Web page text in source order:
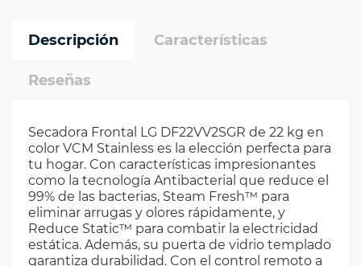
Descripción Características
Reseñas
Secadora Frontal LG DF22VV2SGR de 22 kg en
color VCM Stainless es la elección perfecta para
tu hogar. Con características impresionantes
como la tecnología Antibacterial que reduce el
99% de las bacterias, Steam Fresh™ para
eliminar arrugas y olores rápidamente, y
Reduce Static™ para combatir la electricidad
estática. Además, su puerta de vidrio templado
garantiza durabilidad. Con el control remoto a